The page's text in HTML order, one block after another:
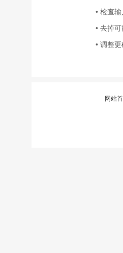
• 检查
• 去掉
• 调整
网站